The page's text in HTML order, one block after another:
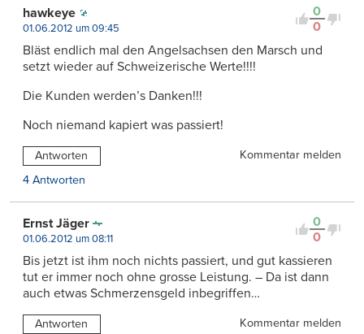
0
0
hawkeye
01.06.2012 um 09:45
Bläst endlich mal den Angelsachsen den Marsch und
setzt wieder auf Schweizerische Werte!!!!
Die Kunden werden’s Danken!!!
Noch niemand kapiert was passiert!
Antworten
Kommentar melden
4 Antworten
0
0
Ernst Jäger
01.06.2012 um 08:11
Bis jetzt ist ihm noch nichts passiert, und gut kassieren
tut er immer noch ohne grosse Leistung. – Da ist dann
auch etwas Schmerzensgeld inbegriffen…
Antworten Kommentar melden